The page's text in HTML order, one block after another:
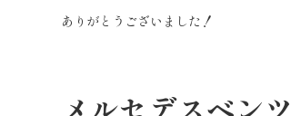
ありがとうございました！
メルセデスベン